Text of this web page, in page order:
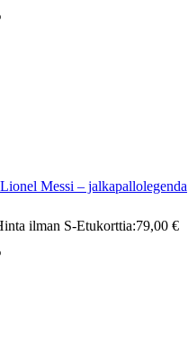
Messi – jalkapallolegenda
ilman S-Etukorttia:79,00 €